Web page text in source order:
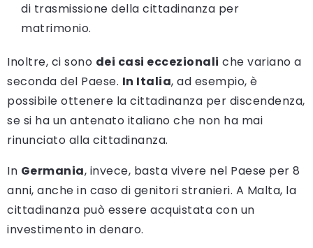
di trasmissione della cittadinanza per
matrimonio.
Inoltre, ci sono dei casi eccezionali che variano a
seconda del Paese. In Italia, ad esempio, è
possibile ottenere la cittadinanza per discendenza,
se si ha un antenato italiano che non ha mai
rinunciato alla cittadinanza.
In Germania, invece, basta vivere nel Paese per 8
anni, anche in caso di genitori stranieri. A Malta, la
cittadinanza può essere acquistata con un
investimento in denaro.